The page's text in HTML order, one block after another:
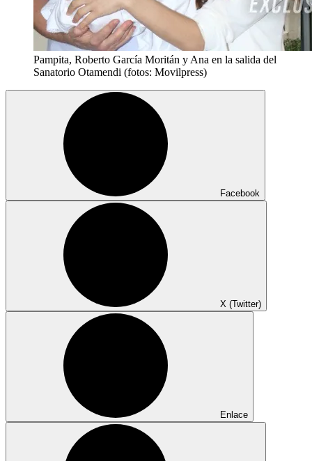
Pampita, Roberto García Moritán y Ana en la salida del
Sanatorio Otamendi (fotos: Movilpress)
Facebook
X (Twitter)
Enlace